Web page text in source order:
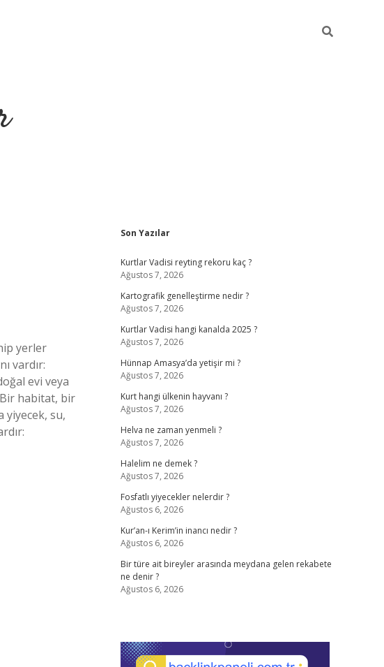
yerler
vardır:
evi veya
Bir habitat, bir
yiyecek, su,
Sidebar
Son Yazılar
Kurtlar Vadisi reyting rekoru kaç ?
Ağustos 7, 2026
Kartografik genelleştirme nedir ?
Ağustos 7, 2026
Kurtlar Vadisi hangi kanalda 2025 ?
Ağustos 7, 2026
Hünnap Amasya’da yetişir mi ?
Ağustos 7, 2026
Kurt hangi ülkenin hayvanı ?
Ağustos 7, 2026
Helva ne zaman yenmeli ?
Ağustos 7, 2026
Halelim ne demek ?
Ağustos 7, 2026
Fosfatlı yiyecekler nelerdir ?
Ağustos 6, 2026
Kur’an-ı Kerim’in inancı nedir ?
Ağustos 6, 2026
Bir türe ait bireyler arasında meydana gelen rekabete
ne denir ?
Ağustos 6, 2026